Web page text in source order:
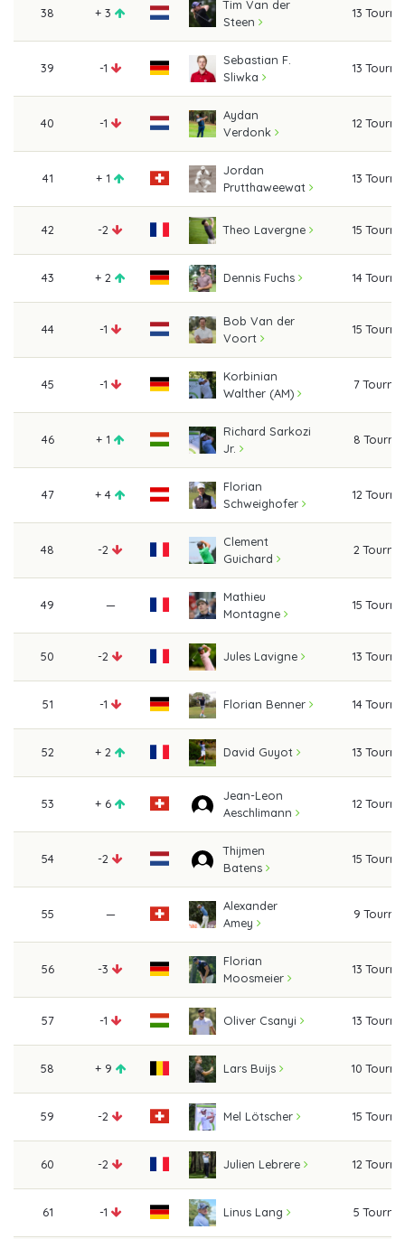
38 + 3
Tim Van der
Steen
13
39 -1
Sebastian F.
Sliwka
13
40 -1
Aydan
Verdonk
12
41 + 1
Jordan
Prutthaweewat
13
42 -2 Theo Lavergne 15
43 + 2 Dennis Fuchs 14
44 -1
Bob Van der
Voort
15
45 -1
Korbinian
Walther (AM)
7
46 + 1
Richard Sarkozi
Jr.
8
47 + 4
Florian
Schweighofer
12
48 -2
Clement
Guichard
2
49 —
Mathieu
Montagne
15
50 -2 Jules Lavigne 13
51 -1 Florian Benner 14
52 + 2 David Guyot 13
53 + 6
Jean-Leon
Aeschlimann
12
54 -2
Thijmen
Batens
15
55 —
Alexander
Amey
9
56 -3
Florian
Moosmeier
13
57 -1 Oliver Csanyi 13
58 + 9 Lars Buijs 10
59 -2 Mel Lötscher 15
60 -2 Julien Lebrere 12
61 -1 Linus Lang 5